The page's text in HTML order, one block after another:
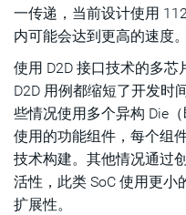
一传递，当前设计使用
内可能会达到更高的速度。
使用 D2D 接口技术的多
D2D 用例都缩短了开发时
些情况使用多个异构 Die
使用的功能组件，每个组
技术构建。其他情况通过
活性，此类 SoC 使用更
扩展性。